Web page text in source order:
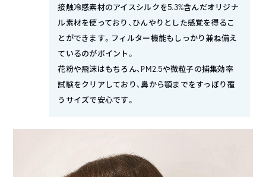
接触冷感素材のアイスシルクを5.3%含んだオリジナ
ル素材を使っており、ひんやりとした感覚を得るこ
とができます。フィルター機能もしっかり兼ね備え
ているのがポイント。
花粉や飛沫はもちろん、PM2.5や微粒子の捕集効率
試験をクリアしており、鼻から顎までをすっぽり覆
うサイズで安心です。